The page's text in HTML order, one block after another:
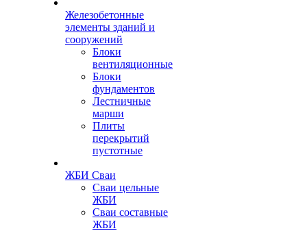
Железобетонные
элементы зданий и
сооружений
Блоки
вентиляционные
Блоки
фундаментов
Лестничные
марши
Плиты
перекрытий
пустотные
ЖБИ Сваи
Сваи цельные
ЖБИ
Сваи составные
ЖБИ